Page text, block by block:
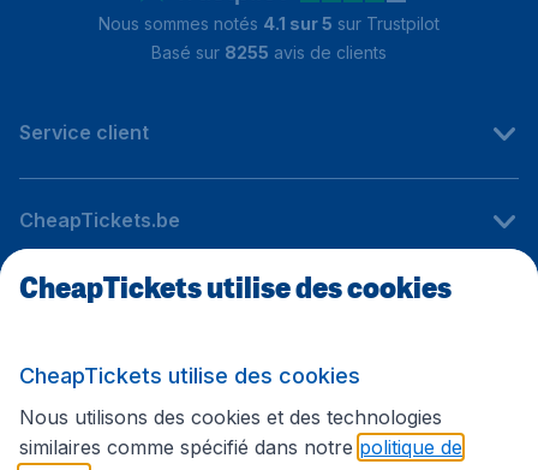
Nous sommes notés 4.1 sur 5 sur Trustpilot
Basé sur 8255 avis de clients
Service client
CheapTickets.be
Sites internationaux
Suivez CheapTickets.be
CheapTickets utilise des cookies
CheapTickets utilise des cookies
Nous utilisons des cookies et des technologies
similaires comme spécifié dans notre politique de